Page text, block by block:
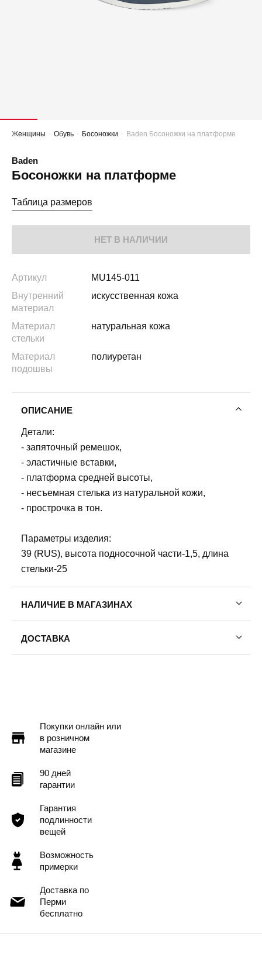
Женщины Обувь Босоножки Baden Босоножки на платформе
Baden
Босоножки на платформе
Таблица размеров
НЕТ В НАЛИЧИИ
Артикул
MU145-011
Внутренний
материал
искусственная кожа
Материал
стельки
натуральная кожа
Материал
подошвы
полиуретан
ОПИСАНИЕ
Детали:
- запяточный ремешок,
- эластичные вставки,
- платформа средней высоты,
- несъемная стелька из натуральной кожи,
- прострочка в тон.
Параметры изделия:
39 (RUS), высота подносочной части-1,5, длина
стельки-25
НАЛИЧИЕ В МАГАЗИНАХ
ДОСТАВКА
Пермь — бесплатно
Покупки онлайн или
в розничном
магазине
90 дней
гарантии
Гарантия
подлинности
вещей
Возможность
примерки
Доставка по
Перми
бесплатно